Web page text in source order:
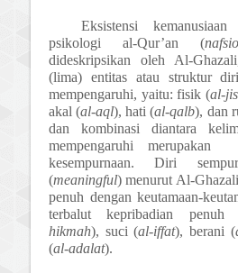
Eksistensi
psikologi al-Qur’an (
dideskripsikan oleh Al-
(lima) entitas atau struktur
mempengaruhi, yaitu: fisik (al-
akal (al-aql), hati (al-qalb), dan
dan kombinasi diantara
mempengaruhi merupakan
kesempurnaan. Diri
(meaningful) menurut Al-
penuh dengan keutamaan-
terbalut kepribadian penuh
hikmah), suci (al-iffat), berani (
(al-adalat).